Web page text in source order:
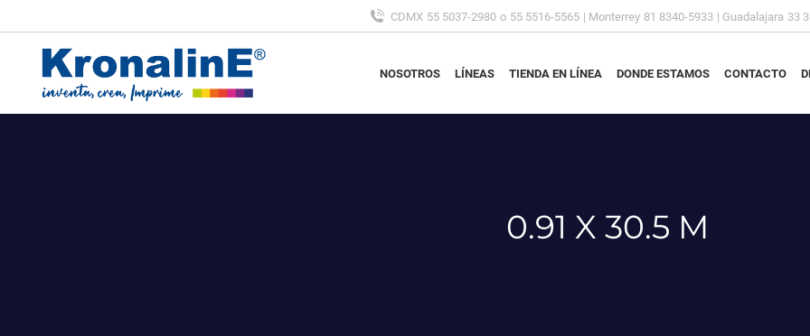
CDMX 55 5037-2980 o 55 5516-5565 | Monterrey 81 8340-5933 | Guadalajara 33
NOSOTROS LÍNEAS TIENDA EN LÍNEA DONDE ESTAMOS CONTACTO
0.91 X 30.5 M